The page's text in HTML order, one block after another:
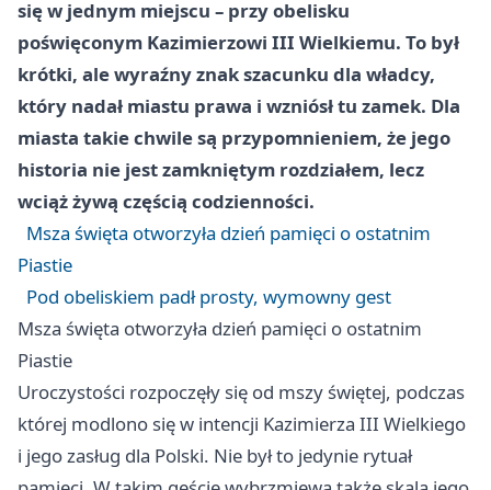
się w jednym miejscu – przy obelisku
poświęconym Kazimierzowi III Wielkiemu. To był
krótki, ale wyraźny znak szacunku dla władcy,
który nadał miastu prawa i wzniósł tu zamek. Dla
miasta takie chwile są przypomnieniem, że jego
historia nie jest zamkniętym rozdziałem, lecz
wciąż żywą częścią codzienności.
Msza święta otworzyła dzień pamięci o ostatnim
Piastie
Pod obeliskiem padł prosty, wymowny gest
Msza święta otworzyła dzień pamięci o ostatnim
Piastie
Uroczystości rozpoczęły się od mszy świętej, podczas
której modlono się w intencji Kazimierza III Wielkiego
i jego zasług dla Polski. Nie był to jedynie rytuał